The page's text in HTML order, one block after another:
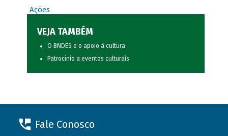
Ações
VEJA TAMBÉM
O BNDES e o apoio à cultura
Patrocínio a eventos culturais
Fale Conosco